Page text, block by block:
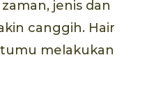
jenis dan
canggih. Hair
melakukan